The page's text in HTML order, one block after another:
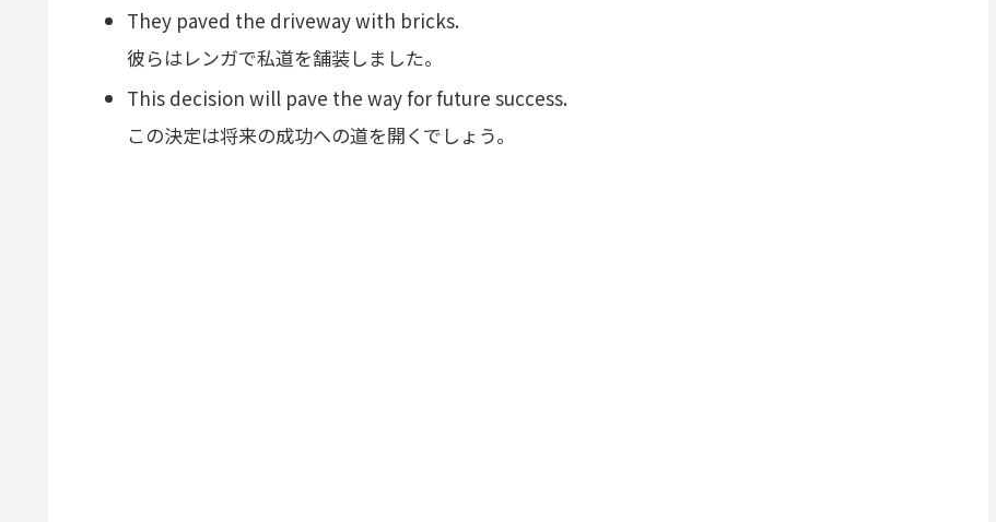
They paved the driveway with bricks.
彼らはレンガで私道を舗装しました。
This decision will pave the way for future success.
この決定は将来の成功への道を開くでしょう。